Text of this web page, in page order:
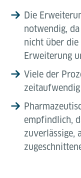
Die
notwendig,
nicht über
Erweiterung
Viele der
empfindlich,
zuverlässige,